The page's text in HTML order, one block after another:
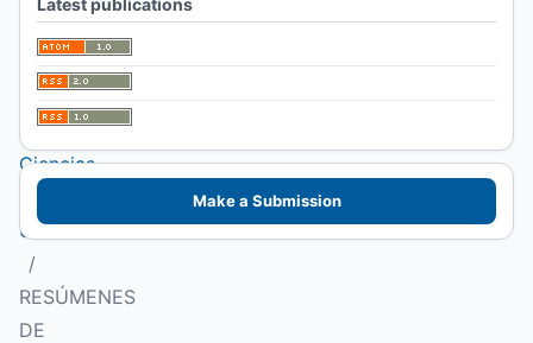
Patagónico de
Alimentos.
Facultad de
Ciencias
UNLPam
/
RESÚMENES
DE
Make a Submission